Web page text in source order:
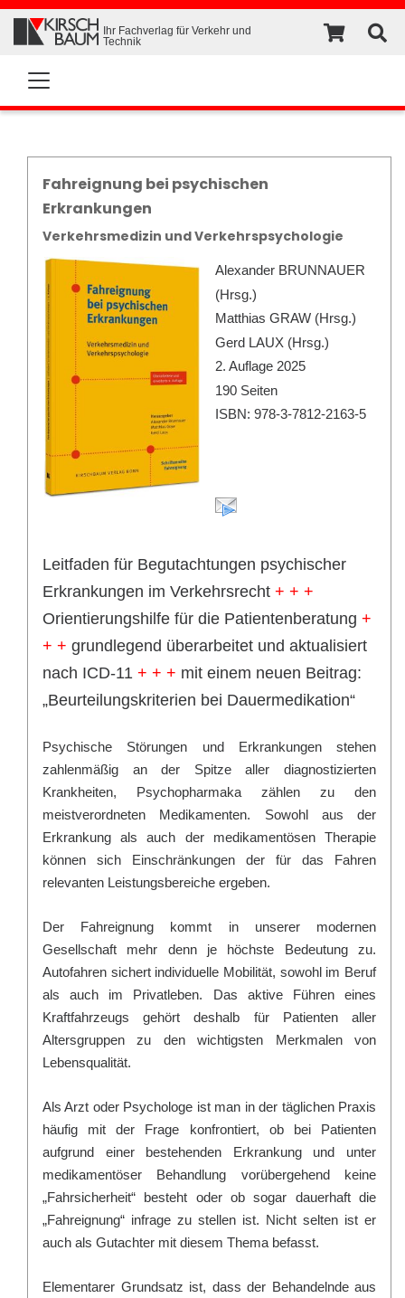
Ihr Fachverlag für Verkehr und
Technik
Fahreignung bei psychischen
Erkrankungen
Verkehrsmedizin und Verkehrspsychologie
Alexander BRUNNAUER
(Hrsg.)
Matthias GRAW (Hrsg.)
Gerd LAUX (Hrsg.)
2. Auflage 2025
190 Seiten
ISBN: 978-3-7812-2163-5
Leitfaden für Begutachtungen psychischer
Erkrankungen im Verkehrsrecht + + +
Orientierungshilfe für die Patientenberatung +
+ + grundlegend überarbeitet und aktualisiert
nach ICD-11 + + + mit einem neuen Beitrag:
„Beurteilungskriterien bei Dauermedikation“
Psychische Störungen und Erkrankungen stehen
zahlenmäßig an der Spitze aller diagnostizierten
Krankheiten, Psychopharmaka zählen zu den
meistverordneten Medikamenten. Sowohl aus der
Erkrankung als auch der medikamentösen Therapie
können sich Einschränkungen der für das Fahren
relevanten Leistungsbereiche ergeben.
Der Fahreignung kommt in unserer modernen
Gesellschaft mehr denn je höchste Bedeutung zu.
Autofahren sichert individuelle Mobilität, sowohl im Beruf
als auch im Privatleben. Das aktive Führen eines
Kraftfahrzeugs gehört deshalb für Patienten aller
Altersgruppen zu den wichtigsten Merkmalen von
Lebensqualität.
Als Arzt oder Psychologe ist man in der täglichen Praxis
häufig mit der Frage konfrontiert, ob bei Patienten
aufgrund einer bestehenden Erkrankung und unter
medikamentöser Behandlung vorübergehend keine
„Fahrsicherheit“ besteht oder ob sogar dauerhaft die
„Fahreignung“ infrage zu stellen ist. Nicht selten ist er
auch als Gutachter mit diesem Thema befasst.
Elementarer Grundsatz ist, dass der Behandelnde aus